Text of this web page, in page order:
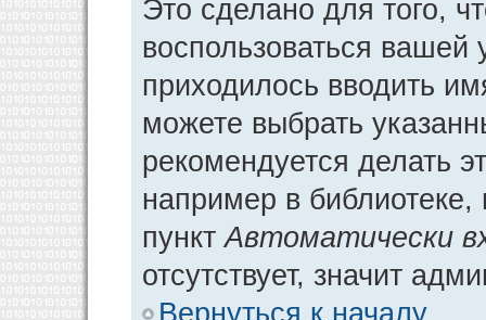
Это сделано для того,
воспользоваться
приходилось вводить
можете выбрать
рекомендуется делать
например в библиотеке,
пунктАвтоматически
отсутствует, значит
Вернуться к началу